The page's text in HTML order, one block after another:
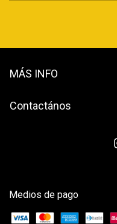
MÁS INFO
Contactános
Medios de pago